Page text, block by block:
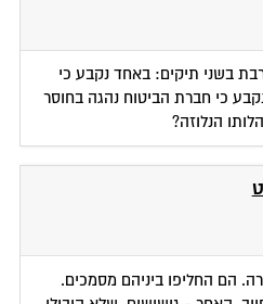
בשני תיקים: באחד נקבע כי
כי חברת הביטוח נהגה בחוסר
הנלוזה?
הם החליפו ביניהם מסמכים.